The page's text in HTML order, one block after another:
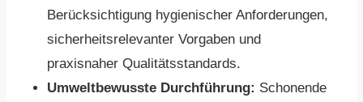
Berücksichtigung hygienischer Anforderungen,
sicherheitsrelevanter Vorgaben und
praxisnaher Qualitätsstandards.
Umweltbewusste Durchführung: Schonende